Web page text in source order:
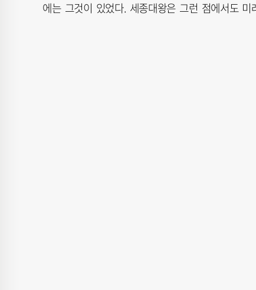
에는 그것이 있었다. 세종대왕은 그런 점에서도